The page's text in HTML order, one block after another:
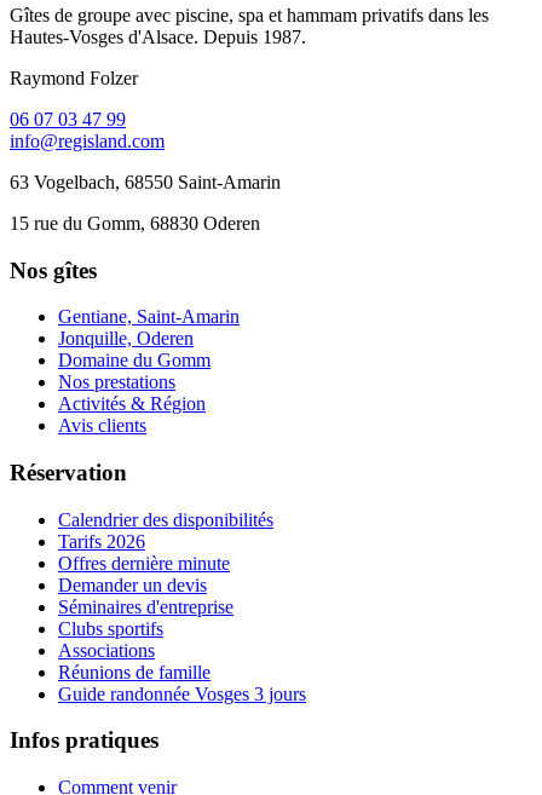
Gîtes de groupe avec piscine, spa et hammam privatifs dans les
Hautes-Vosges d'Alsace. Depuis 1987.
Raymond Folzer
06 07 03 47 99
info@regisland.com
63 Vogelbach, 68550 Saint-Amarin
15 rue du Gomm, 68830 Oderen
Nos gîtes
Gentiane, Saint-Amarin
Jonquille, Oderen
Domaine du Gomm
Nos prestations
Activités & Région
Avis clients
Réservation
Calendrier des disponibilités
Tarifs 2026
Offres dernière minute
Demander un devis
Séminaires d'entreprise
Clubs sportifs
Associations
Réunions de famille
Guide randonnée Vosges 3 jours
Infos pratiques
Comment venir